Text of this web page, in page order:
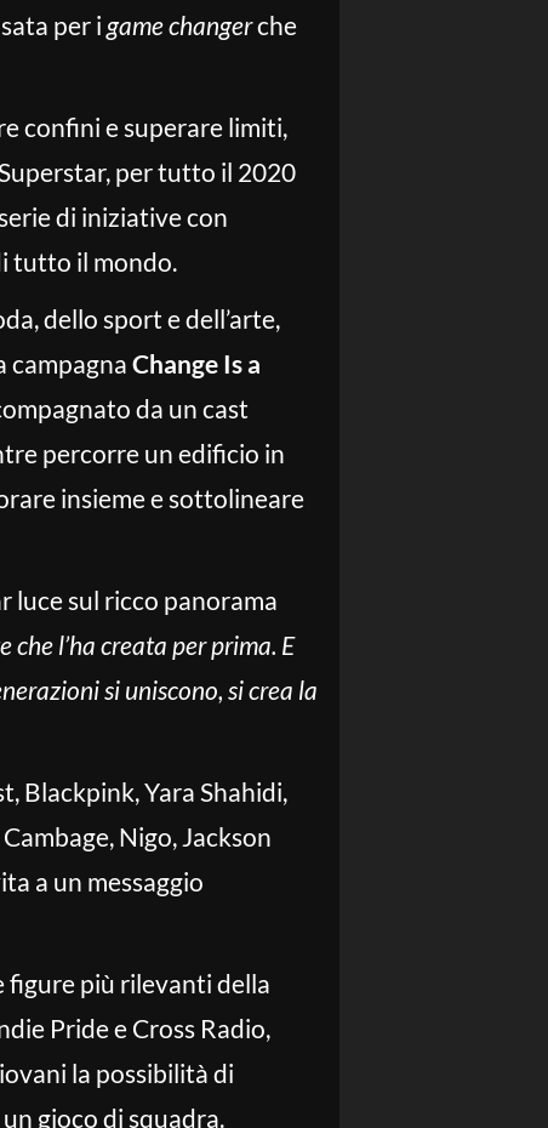
per i game changerche
confini e superare limiti,
per tutto il 2020
di iniziative con
tutto il mondo.
dello sport e dell’arte,
campagna Change Is a
da un cast
percorre un edificio in
insieme e sottolineare
luce sul ricco panorama
che l’ha creata per prima. E
si uniscono, si crea la
Blackpink, Yara Shahidi,
Nigo, Jackson
a un messaggio
figure più rilevanti della
Pride e Cross Radio,
la possibilità di
gioco di squadra.